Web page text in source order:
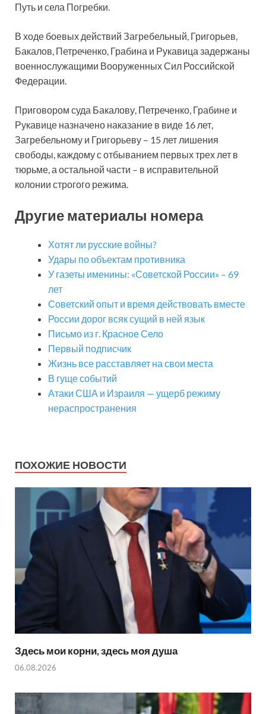
Путь и села Погребки.
В ходе боевых действий Загребельный, Григорьев,
Бакалов, Петреченко, Грабина и Рукавица задержаны
военнослужащими Вооруженных Сил Российской
Федерации.
Приговором суда Бакалову, Петреченко, Грабине и
Рукавице назначено наказание в виде 16 лет,
Загребельному и Григорьеву – 15 лет лишения
свободы, каждому с отбыванием первых трех лет в
тюрьме, а остальной части – в исправительной
колонии строгого режима.
Другие материалы номера
Хотят ли русские войны?
Удары по объектам противника
У газеты именины: «Советской России» – 69
лет
Советский опыт и время действовать вместе
России дорог всяк сущий в ней язык
Письмо из г. Красное Село
Первый подписчик
Жизнь все расставляет на свои места
В гуще событий
Атаки США и Израиля — ущерб режиму
нераспространения
ПОХОЖИЕ НОВОСТИ
Здесь мои корни, здесь моя душа
06.08.2026